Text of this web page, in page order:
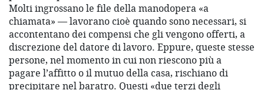
Molti ingrossano le file della manodopera «a
chiamata» — lavorano cioè quando sono necessari, si
accontentano dei compensi che gli vengono offerti, a
discrezione del datore di lavoro. Eppure, queste stesse
persone, nel momento in cui non riescono più a
pagare l’affitto o il mutuo della casa, rischiano di
precipitare nel baratro. Questi «due terzi degli